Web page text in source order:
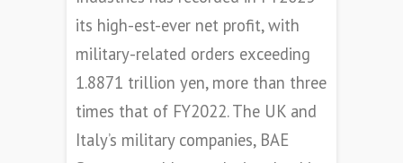
its high-est-ever net profit, with
military-related orders exceeding
1.8871 trillion yen, more than three
times that of FY2022. The UK and
Italy’s military companies, BAE